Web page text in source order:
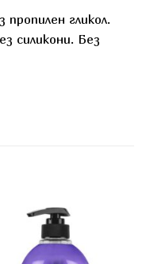
гликол.
силикони. Без